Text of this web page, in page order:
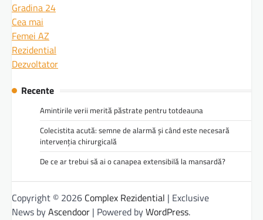
Gradina 24
Cea mai
Femei AZ
Rezidential
Dezvoltator
Recente
Amintirile verii merită păstrate pentru totdeauna
Colecistita acută: semne de alarmă și când este necesară
intervenția chirurgicală
De ce ar trebui să ai o canapea extensibilă la mansardă?
Copyright © 2026 Complex Rezidential | Exclusive
News byAscendoor | Powered byWordPress.